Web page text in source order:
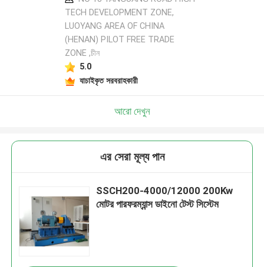
TECH DEVELOPMENT ZONE,
LUOYANG AREA OF CHINA
(HENAN) PILOT FREE TRADE
ZONE ,চীন
5.0
যাচাইকৃত সরবরাহকারী
আরো দেখুন
এর সেরা মূল্য পান
SSCH200-4000/12000 200Kw
মোটর পারফরম্যান্স ডাইনো টেস্ট সিস্টেম